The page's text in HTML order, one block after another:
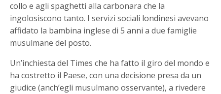
collo e agli spaghetti alla carbonara che la
ingolosiscono tanto. I servizi sociali londinesi avevano
affidato la bambina inglese di 5 anni a due famiglie
musulmane del posto.
Un’inchiesta del Times che ha fatto il giro del mondo e
ha costretto il Paese, con una decisione presa da un
giudice (anch’egli musulmano osservante), a rivedere